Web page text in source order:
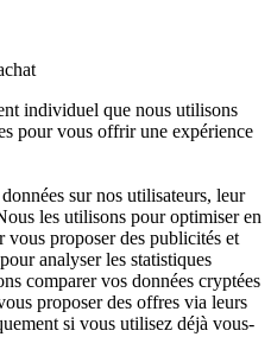
individuel que nous utilisons
pour vous offrir une expérience
sur nos utilisateurs, leur
les utilisons pour optimiser en
vous proposer des publicités et
analyser les statistiques
comparer vos données cryptées
proposer des offres via leurs
si vous utilisez déjà vous-